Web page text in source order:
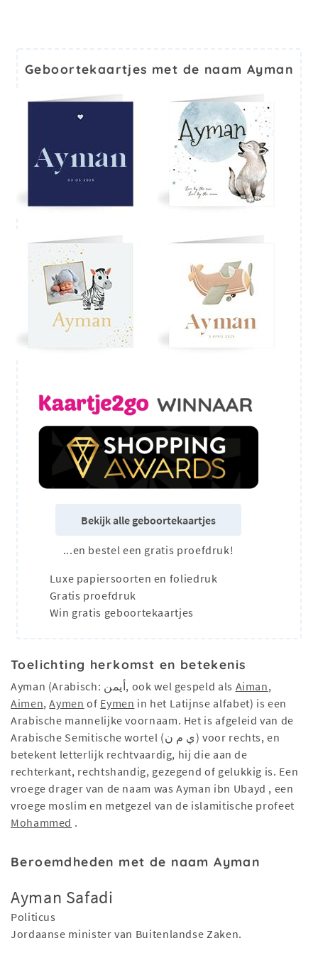
Geboortekaartjes met de naam Ayman
Bekijk alle geboortekaartjes
...en bestel een gratis proefdruk!
Luxe papiersoorten en foliedruk
Gratis proefdruk
Win gratis geboortekaartjes
Toelichting herkomst en betekenis
Ayman (Arabisch: أيمن‎, ook wel gespeld als Aiman,
Aimen,Aymen of Eymen in het Latijnse alfabet) is een
Arabische mannelijke voornaam. Het is afgeleid van de
Arabische Semitische wortel (ي م ن) voor rechts, en
betekent letterlijk rechtvaardig, hij die aan de
rechterkant, rechtshandig, gezegend of gelukkig is. Een
vroege drager van de naam was Ayman ibn Ubayd , een
vroege moslim en metgezel van de islamitische profeet
Mohammed .
Beroemdheden met de naam Ayman
Ayman Safadi
Politicus
Jordaanse minister van Buitenlandse Zaken.